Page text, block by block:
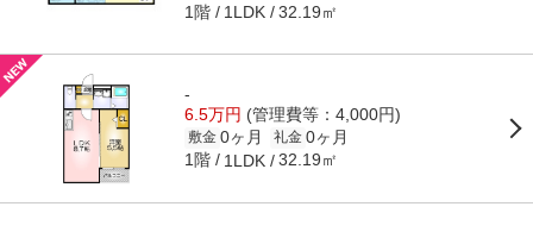
1階 1LDK 32.19㎡
-
6.5万円 (管理費等：4,000円)
敷金 0ヶ月 礼金 0ヶ月
1階 1LDK 32.19㎡